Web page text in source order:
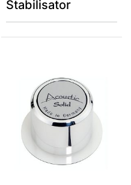
Stabilisator